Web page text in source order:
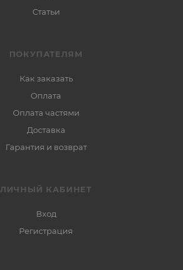
Статьи
ПОКУПАТЕЛЯМ
Как заказать
Оплата
Оплата частями
Доставка
Гарантия и возврат
ЛИЧНЫЙ КАБИНЕТ
Вход
Регистрация